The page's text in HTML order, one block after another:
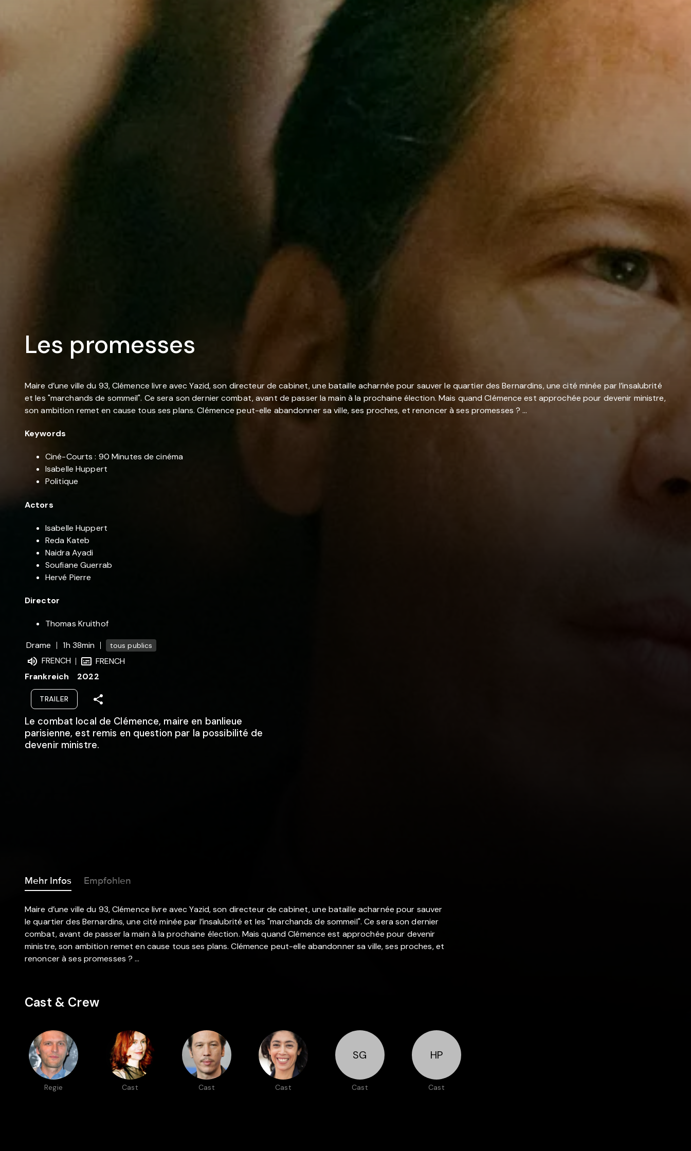
Les promesses
Maire d’une ville du 93, Clémence livre avec Yazid, son directeur de cabinet, une bataille acharnée pour sauver le quartier des Bernardins, une cité minée par l’insalubrité
et les "marchands de sommeil". Ce sera son dernier combat, avant de passer la main à la prochaine élection. Mais quand Clémence est approchée pour devenir ministre,
son ambition remet en cause tous ses plans. Clémence peut-elle abandonner sa ville, ses proches, et renoncer à ses promesses ? …
Keywords
Ciné-Courts : 90 Minutes de cinéma
Isabelle Huppert
Politique
Actors
Isabelle Huppert
Reda Kateb
Naidra Ayadi
Soufiane Guerrab
Hervé Pierre
Director
Thomas Kruithof
Drame
1h 38min tous publics
FRENCH
FRENCH
Frankreich
2022
TRAILER
Le combat local de Clémence, maire en banlieue
parisienne, est remis en question par la possibilité de
devenir ministre.
Mehr Infos Empfohlen
Maire d’une ville du 93, Clémence livre avec Yazid, son directeur de cabinet, une bataille acharnée pour sauver
le quartier des Bernardins, une cité minée par l’insalubrité et les "marchands de sommeil". Ce sera son dernier
combat, avant de passer la main à la prochaine élection. Mais quand Clémence est approchée pour devenir
ministre, son ambition remet en cause tous ses plans. Clémence peut-elle abandonner sa ville, ses proches, et
renoncer à ses promesses ? …
Cast & Crew
Regie Cast Cast Cast
SG
Cast
HP
Cast